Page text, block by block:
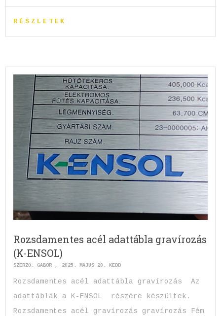
RÉSZLETEK
Rozsdamentes acél adattábla gravírozás
(K-ENSOL)
SZERZŐ:GABOR 2025. MÁJUS 20. KEDD
Rozsdamentes acél adattábla gravírozás Az
adattáblák a K-ENSOL részére készültek.
Rozsdamentes acél gravírozás gravírozás Fém